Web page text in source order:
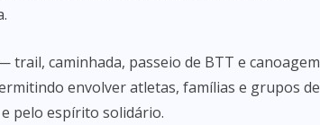
caminhada, passeio de BTT e canoagem
envolver atletas, famílias e grupos de
pelo espírito solidário.